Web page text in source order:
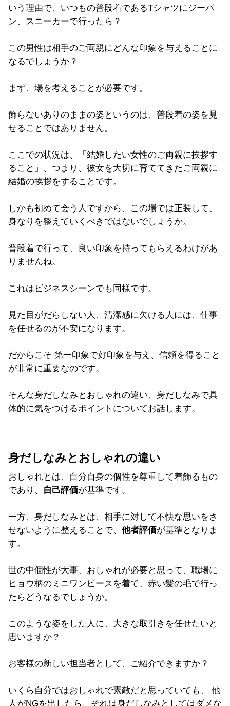
いう理由で、いつもの普段着であるTシャツにジーパ
ン、スニーカーで行ったら？
この男性は相手のご両親にどんな印象を与えることに
なるでしょうか？
まず、場を考えることが必要です。
飾らないありのままの姿というのは、普段着の姿を見
せることではありません。
ここでの状況は、「結婚したい女性のご両親に挨拶す
ること」、つまり、彼女を大切に育ててきたご両親に
結婚の挨拶をすることです。
しかも初めて会う人ですから、この場では正装して、
身なりを整えていくべきではないでしょうか。
普段着で行って、良い印象を持ってもらえるわけがあ
りませんね。
これはビジネスシーンでも同様です。
見た目がだらしない人、清潔感に欠ける人には、仕事
を任せるのが不安になります。
だからこそ 第一印象で好印象を与え、信頼を得ること
が非常に重要なのです。
そんな身だしなみとおしゃれの違い、身だしなみで具
体的に気をつけるポイントについてお話します。
身だしなみとおしゃれの違い
おしゃれとは、自分自身の個性を尊重して着飾るもの
であり、
自己評価が基準です。
一方、身だしなみとは、相手に対して不快な思いをさ
せないように整えることで、 他者評価が基準となりま
す。
世の中個性が大事、おしゃれが必要と思って、職場に
ヒョウ柄のミニワンピースを着て、赤い髪の毛で行っ
たらどうなるでしょうか。
このような姿をした人に、大きな取引きを任せたいと
思いますか？
お客様の新しい担当者として、ご紹介できますか？
いくら自分ではおしゃれで素敵だと思っていても、 他
人がNGを出したら、それは身だしなみとしてはダメな